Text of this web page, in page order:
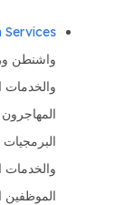
Services
واشنطن
والخدمات
البرمجيات
والخدمات
الموظفين